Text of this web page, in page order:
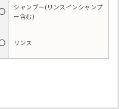
シャンプー(リンスインシャンプ
ー含む)
リンス